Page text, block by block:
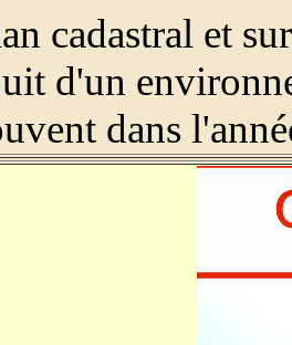
cadastral et
d'un
dans